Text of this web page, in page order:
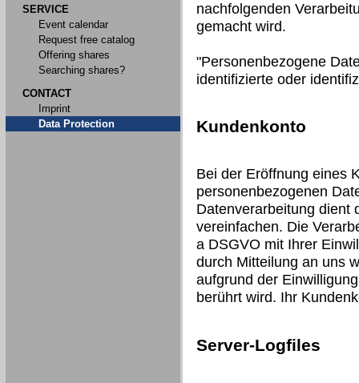
SERVICE
Event calendar
Request free catalog
Offering shares
Searching shares?
CONTACT
Imprint
Data Protection
nachfolgenden
gemacht wird.
"Personenbezogene
identifizierte oder
Kundenkonto
Bei der Eröffnung eines
personenbezogenen
Datenverarbeitung dient
vereinfachen. Die
a DSGVO mit Ihrer
durch Mitteilung an uns
aufgrund der
berührt wird. Ihr
Server-Logfiles